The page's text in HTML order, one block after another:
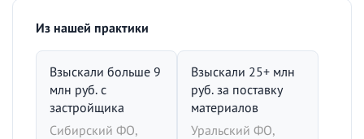
Из нашей практики
Взыскали больше 9
млн руб. с
застройщика
Сибирский ФО,
Взыскали 25+ млн
руб. за поставку
материалов
Уральский ФО,